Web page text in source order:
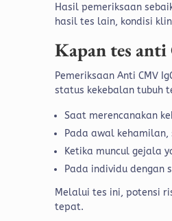
Hasil pemeriksaan
hasil tes lain, kondisi
Kapan tes
Pemeriksaan Anti CMV
status kekebalan tubuh
Saat merencanakan
Pada awal
Ketika muncul gejala
Pada individu dengan
Melalui tes ini, potensi
tepat.